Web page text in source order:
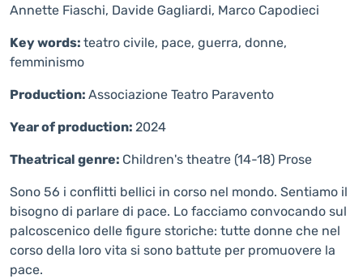
Annette Fiaschi, Davide Gagliardi, Marco Capodieci
Key words: teatro civile, pace, guerra, donne,
femminismo
Production: Associazione Teatro Paravento
Year of production: 2024
Theatrical genre: Children's theatre (14-18) Prose
Sono 56 i conflitti bellici in corso nel mondo. Sentiamo il
bisogno di parlare di pace. Lo facciamo convocando sul
palcoscenico delle figure storiche: tutte donne che nel
corso della loro vita si sono battute per promuovere la
pace.